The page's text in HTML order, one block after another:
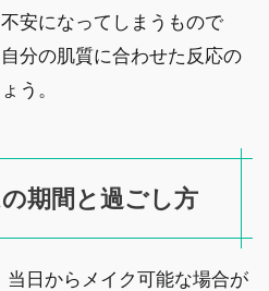
安になってしまうもので
分の肌質に合わせた反応の
う。
期間と過ごし方
当日からメイク可能な場合が